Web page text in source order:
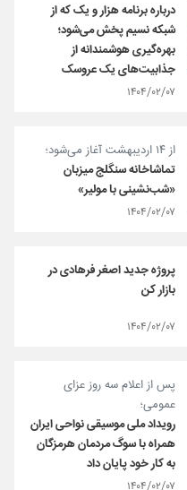
درباره برنامه هزار و یک که از
شبکه نسیم پخش می‌شود؛
بهره‌گیری هوشمندانه از
جذابیت‌های یک عروسک
۱۴۰۴/۰۲/۰۷
از ۱۴ اردیبهشت آغاز می‌شود؛
تماشاخانه سنگلج میزبان
«شب‌نشینی با مولیر»
۱۴۰۴/۰۲/۰۷
پروژه جدید اصغر فرهادی در
بازار کن
۱۴۰۴/۰۲/۰۷
پس از اعلام سه روز عزای
عمومی؛
رویداد ملی موسیقی نواحی ایران
همراه با سوگ مردمان هرمزگان
به کار خود پایان داد